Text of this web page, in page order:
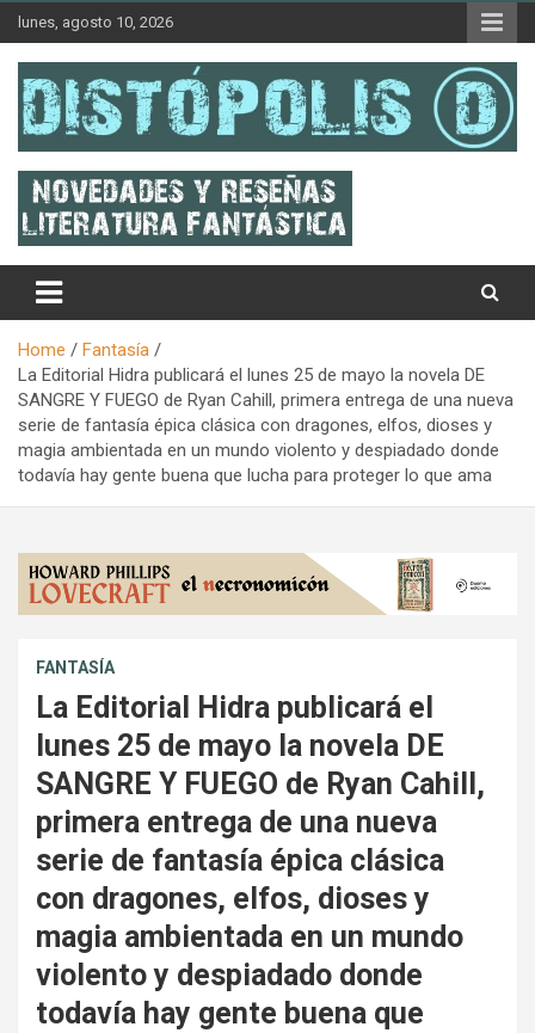
Skip
content
lunes, agosto 10, 2026
Distópolis
Home
Fantasía
La Editorial Hidra publicará el lunes 25 de mayo la novela DE
SANGRE Y FUEGO de Ryan Cahill, primera entrega de una nueva
serie de fantasía épica clásica con dragones, elfos, dioses y
magia ambientada en un mundo violento y despiadado donde
todavía hay gente buena que lucha para proteger lo que ama
FANTASÍA
La Editorial Hidra publicará el
lunes 25 de mayo la novela DE
SANGRE Y FUEGO de Ryan Cahill,
primera entrega de una nueva
serie de fantasía épica clásica
con dragones, elfos, dioses y
magia ambientada en un mundo
violento y despiadado donde
todavía hay gente buena que